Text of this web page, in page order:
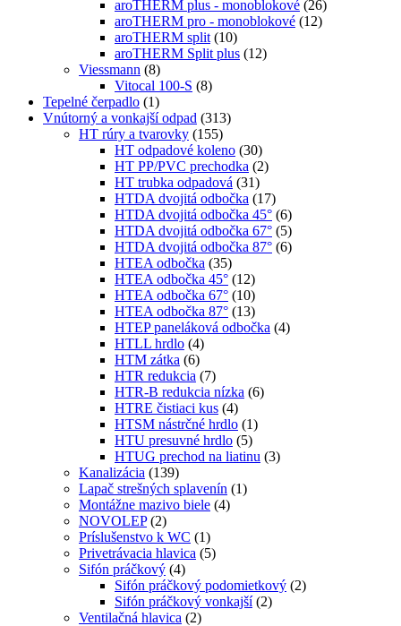
aroTHERM plus - monoblokové (26)
aroTHERM pro - monoblokové (12)
aroTHERM split (10)
aroTHERM Split plus (12)
Viessmann (8)
Vitocal 100-S (8)
Tepelné čerpadlo (1)
Vnútorný a vonkajší odpad (313)
HT rúry a tvarovky (155)
HT odpadové koleno (30)
HT PP/PVC prechodka (2)
HT trubka odpadová (31)
HTDA dvojitá odbočka (17)
HTDA dvojitá odbočka 45° (6)
HTDA dvojitá odbočka 67° (5)
HTDA dvojitá odbočka 87° (6)
HTEA odbočka (35)
HTEA odbočka 45° (12)
HTEA odbočka 67° (10)
HTEA odbočka 87° (13)
HTEP paneláková odbočka (4)
HTLL hrdlo (4)
HTM zátka (6)
HTR redukcia (7)
HTR-B redukcia nízka (6)
HTRE čistiaci kus (4)
HTSM nástrčné hrdlo (1)
HTU presuvné hrdlo (5)
HTUG prechod na liatinu (3)
Kanalizácia (139)
Lapač strešných splavenín (1)
Montážne mazivo biele (4)
NOVOLEP (2)
Príslušenstvo k WC (1)
Privetrávacia hlavica (5)
Sifón práčkový (4)
Sifón práčkový podomietkový (2)
Sifón práčkový vonkajší (2)
Ventilačná hlavica (2)